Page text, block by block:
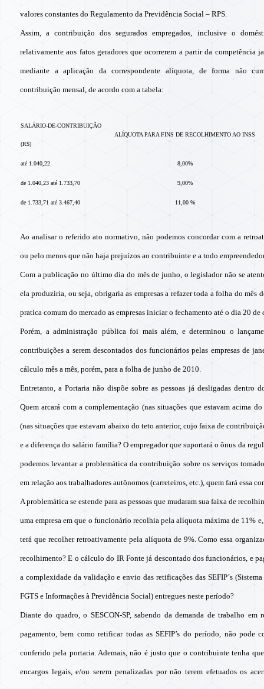
valores constantes do Regulamento da Previdência Social – RPS.
Assim, a contribuição dos segurados empregados, inclusive o
relativamente aos fatos geradores que ocorrerem a partir da competência
mediante a aplicação da correspondente alíquota, de forma não
contribuição mensal, de acordo com a tabela:
SALÁRIO-DE-CONTRIBUIÇÃO
(R$)
ALÍQUOTA PARA FINS DE RECOLHIMENTO AO INSS
até 1.040,22 8,00%
de 1.040,23 até 1.733,70 9,00%
de 1.733,71 até 3.467,40 11,00 %
Ao analisar o referido ato normativo, não podemos concordar com a
ou pelo menos que não haja prejuízos ao contribuinte e a todo
Com a publicação no último dia do mês de junho, o legislador não se
ela produziria, ou seja, obrigaria as empresas a refazer toda a folha do mês
pratica comum do mercado as empresas iniciar o fechamento até o dia 20 de
Porém, a administração pública foi mais além, e determinou o
contribuições a serem descontados dos funcionários pelas empresas de
cálculo mês a mês, porém, para a folha de junho de 2010.
Entretanto, a Portaria não dispõe sobre as pessoas já desligadas dentro
Quem arcará com a complementação (nas situações que estavam acima
(nas situações que estavam abaixo do teto anterior, cujo faixa de
e a diferença do salário família? O empregador que suportará o ônus da
podemos levantar a problemática da contribuição sobre os serviços
em relação aos trabalhadores autônomos (carreteiros, etc.), quem fará essa
A problemática se estende para as pessoas que mudaram sua faixa de
uma empresa em que o funcionário recolhia pela alíquota máxima de 11%
terá que recolher retroativamente pela alíquota de 9%. Como essa
recolhimento? E o cálculo do IR Fonte já descontado dos funcionários, e
a complexidade da validação e envio das retificações das SEFIP´s
FGTS e Informações à Previdência Social) entregues neste período?
Diante do quadro, o SESCON-SP, sabendo da demanda de trabalho em
pagamento, bem como retificar todas as SEFIP’s do período, não pode
conferido pela portaria. Ademais, não é justo que o contribuinte tenha
encargos legais, e/ou serem penalizadas por não terem efetuados os